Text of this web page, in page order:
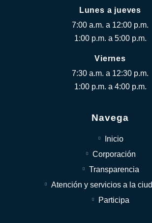
Lunes a jueves
7:00 a.m. a 12:00 p.m.
1:00 p.m. a 5:00 p.m.
Viernes
7:30 a.m. a 12:30 p.m.
1:00 p.m. a 4:00 p.m.
Navega
Inicio
Corporación
Transparencia
Atención y servicios a la
Participa